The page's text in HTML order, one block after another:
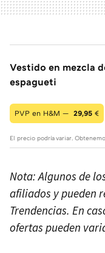
Vestido en mezcla
espagueti
PVP en H&M — 29,95 €
El precio podría variar.
Nota: Algunos de
afiliados y pueden
Trendencias. En
ofertas pueden